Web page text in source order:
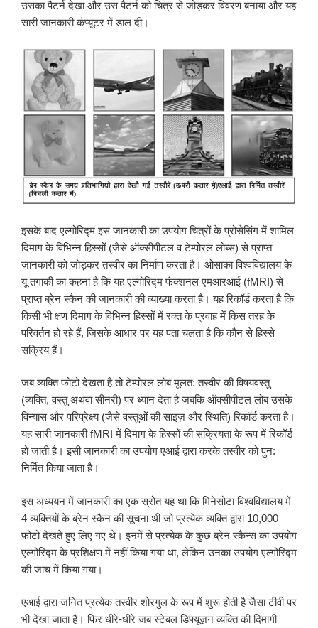
उसका पैटर्न देखा और उस पैटर्न को चित्र से जोड़कर विवरण बनाया और यह
सारी जानकारी कंप्यूटर में डाल दी।
इसके बाद एल्गोरिद्म इस जानकारी का उपयोग चित्रों के प्रोसेसिंग में शामिल
दिमाग के विभिन्न हिस्सों (जैसे ऑक्सीपीटल व टेम्पोरल लोब्स) से प्राप्त
जानकारी को जोड़कर तस्वीर का निर्माण करता है। ओसाका विश्वविद्यालय के
यू तगाकी का कहना है कि यह एल्गोरिद्म फंक्शनल एमआरआई (fMRI) से
प्राप्त ब्रेन स्कैन की जानकारी की व्याख्या करता है। यह रिकॉर्ड करता है कि
किसी भी क्षण दिमाग के विभिन्न हिस्सों में रक्त के प्रवाह में किस तरह के
परिवर्तन हो रहे हैं, जिसके आधार पर यह पता चलता है कि कौन से हिस्से
सक्रिय हैं।
जब व्यक्ति फोटो देखता है तो टेम्पोरल लोब मूलत: तस्वीर की विषयवस्तु
(व्यक्ति, वस्तु अथवा सीनरी) पर ध्यान देता है जबकि ऑक्सीपीटल लोब उसके
विन्यास और परिप्रेक्ष्य (जैसे वस्तुओं की साइज़ और स्थिति) रिकॉर्ड करता है।
यह सारी जानकारी fMRI में दिमाग के हिस्सों की सक्रियता के रूप में रिकॉर्ड
हो जाती है। इसी जानकारी का उपयोग एआई द्वारा करके तस्वीर को पुन:
निर्मित किया जाता है।
इस अध्ययन में जानकारी का एक स्रोत यह था कि मिनेसोटा विश्वविद्यालय में
4 व्यक्तियों के ब्रेन स्कैन की सूचना थी जो प्रत्येक व्यक्ति द्वारा 10,000
फोटो देखते हुए लिए गए थे। इनमें से प्रत्येक के कुछ ब्रेन स्कैन्स का उपयोग
एल्गोरिद्म के प्रशिक्षण में नहीं किया गया था, लेकिन उनका उपयोग एल्गोरिद्म
की जांच में किया गया।
एआई द्वारा जनित प्रत्येक तस्वीर शोरगुल के रूप में शुरू होती है जैसा टीवी पर
भी देखा जाता है। फिर धीरे-धीरे जब स्टेबल डिफ्यूज़न व्यक्ति की दिमागी